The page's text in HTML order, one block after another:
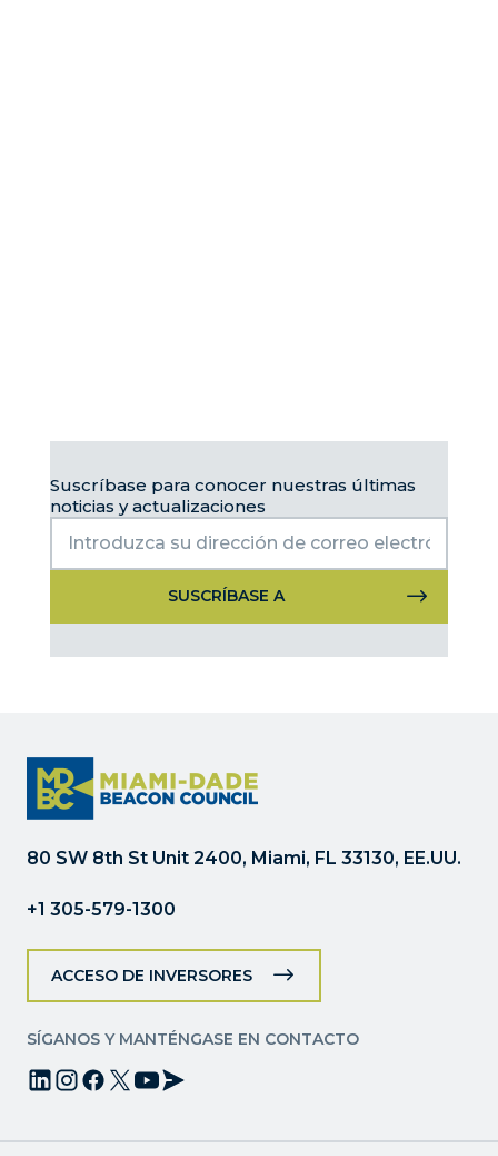
Suscríbase para conocer nuestras últimas
noticias y actualizaciones
de
favor,
deje
este
campo
blanco.
80 SW 8th St Unit 2400, Miami, FL 33130, EE.UU.
+1 305-579-1300
ACCESO DE INVERSORES
SÍGANOS Y MANTÉNGASE EN CONTACTO